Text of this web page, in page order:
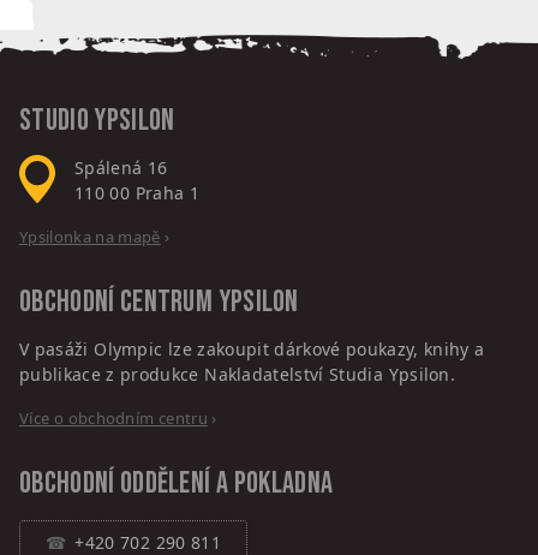
Studio Ypsilon
Spálená 16
110 00 Praha 1
Ypsilonka na mapě ›
Obchodní centrum Ypsilon
V pasáži Olympic lze zakoupit dárkové poukazy, knihy a
publikace z produkce Nakladatelství Studia Ypsilon.
Více o obchodním centru ›
Obchodní oddělení a pokladna
+420 702 290 811